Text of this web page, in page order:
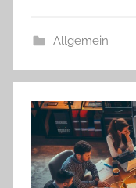
Allgemein